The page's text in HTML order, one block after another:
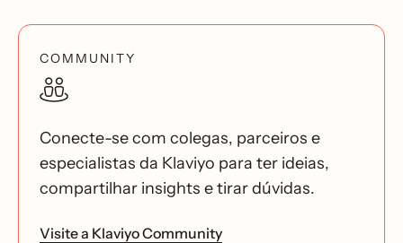
COMMUNITY
Conecte-se com colegas, parceiros e
especialistas da Klaviyo para ter ideias,
compartilhar insights e tirar dúvidas.
Visite a Klaviyo Community